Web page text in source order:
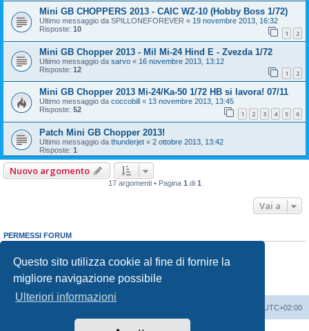
Questo sito utilizza cookie al fine di fornire la
migliore navigazione possibile
Ulteriori informazioni
Mini GB CHOPPERS 2013 - CAIC WZ-10 (Hobby Boss 1/72)
Ultimo messaggio da SPILLONEFOREVER « 19 novembre 2013, 16:32
Risposte: 10 1 2
Mini GB Chopper 2013 - Mil Mi-24 Hind E - Zvezda 1/72
Ultimo messaggio da sarvo « 16 novembre 2013, 13:12
Risposte: 12 1 2
Mini GB Chopper 2013 Mi-24/Ka-50 1/72 HB si lavora! 07/11
Ultimo messaggio da coccobill « 13 novembre 2013, 13:45
Risposte: 52 1 2 3 4 5 6
Patch Mini GB Chopper 2013!
Ultimo messaggio da thunderjet « 2 ottobre 2013, 13:42
Risposte: 1
Nuovo argomento
17 argomenti • Pagina 1 di 1
Vai a
PERMESSI FORUM
Non puoirispondere negli argomenti
Non puoimodificare i tuoi messaggi
Non puoicancellare i tuoi messaggi
Non puoi
inviare allegati
UTC+02:00